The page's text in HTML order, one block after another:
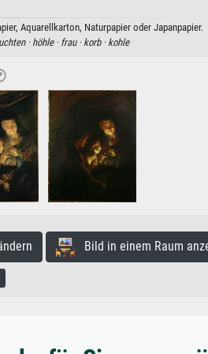
Aquarellkarton, Naturpapier oder Japanpapier.
· höhle · frau · korb · kohle
Bild in einem Raum